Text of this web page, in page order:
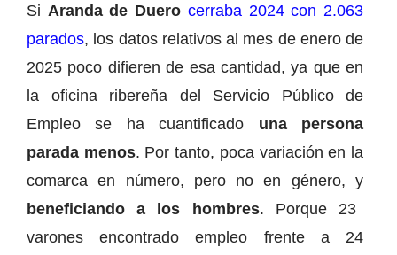
Si Aranda de Duero cerraba 2024 con 2.063
parados, los datos relativos al mes de enero de
2025 poco difieren de esa cantidad, ya que en
la oficina ribereña del Servicio Público de
Empleo se ha cuantificado una persona
parada menos. Por tanto, poca variación en la
comarca en número, pero no en género, y
beneficiando a los hombres. Porque 23
varones encontrado empleo frente a 24